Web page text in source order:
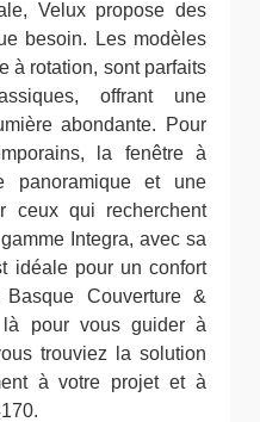
Velux propose des
besoin. Les modèles
à rotation, sont parfaits
offrant une
abondante. Pour
la fenêtre à
panoramique et une
ceux qui recherchent
Integra, avec sa
idéale pour un confort
Couverture &
là pour vous guider à
trouviez la solution
à votre projet et à